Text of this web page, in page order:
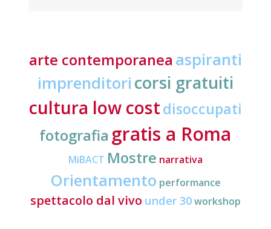
arte contemporanea aspiranti
imprenditori corsi gratuiti
cultura low costdisoccupati
fotografia gratis a Roma
MiBACT Mostre narrativa
Orientamento performance
spettacolo dal vivo under 30workshop